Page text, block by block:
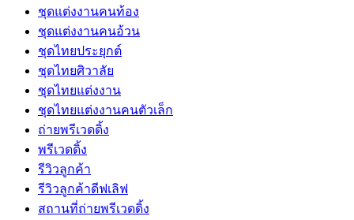
ชุดแต่งงานคนท้อง
ชุดแต่งงานคนอ้วน
ชุดไทยประยุกต์
ชุดไทยศิวาลัย
ชุดไทยแต่งงาน
ชุดไทยแต่งงานคนตัวเล็ก
ถ่ายพรีเวดดิ้ง
พรีเวดดิ้ง
รีวิวลูกค้า
รีวิวลูกค้าดีฟเลิฟ
สถานที่ถ่ายพรีเวดดิ้ง